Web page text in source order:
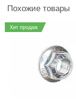
Похожие товары
Хит продаж